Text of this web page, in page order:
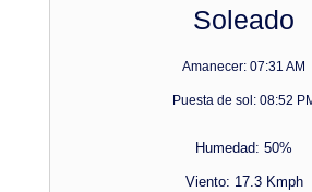
Soleado
Amanecer: 07:31 AM
Puesta de sol: 08:52
Humedad: 50%
Viento: 17.3 Kmph